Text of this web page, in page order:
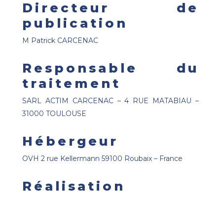
Directeur de
publication
M Patrick CARCENAC
Responsable du
traitement
SARL ACTIM CARCENAC – 4 RUE MATABIAU –
31000 TOULOUSE
Hébergeur
OVH 2 rue Kellermann 59100 Roubaix – France
Réalisation